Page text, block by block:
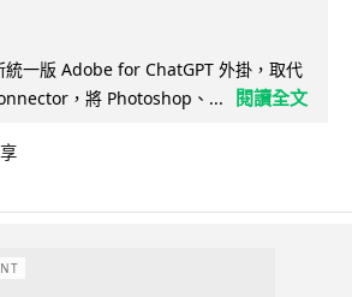
一版 Adobe for ChatGPT 外掛，取代
，將 Photoshop、...
閱讀全文